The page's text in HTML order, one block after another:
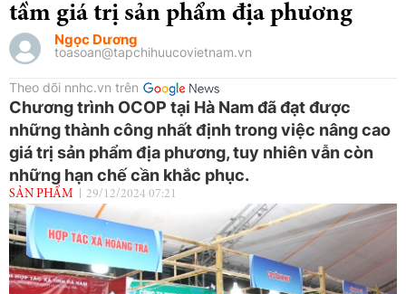
tầm giá trị sản phẩm địa phương
Ngọc Dương
toasoan@tapchihuucovietnam.vn
Theo dõi nnhc.vn trên
Chương trình OCOP tại Hà Nam đã đạt được
những thành công nhất định trong việc nâng cao
giá trị sản phẩm địa phương, tuy nhiên vẫn còn
những hạn chế cần khắc phục.
SẢN PHẨM 29/12/2024 07:21